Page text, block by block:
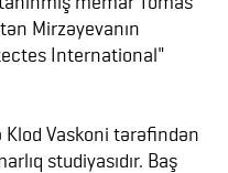
Mirzəyevanın
International"
Vaskoni tərəfindən
studiyasıdır. Baş